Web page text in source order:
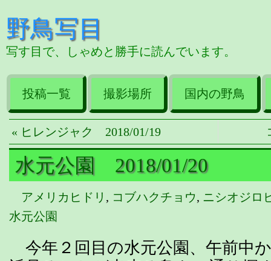
野鳥写目
写す目で、しゃめと勝手に読んでいます。
投稿一覧 撮影場所 国内の野鳥
« ヒレンジャク 2018/01/19
水元公園 2018/01/20
アメリカヒドリ , コブハクチョウ, ニシオジロ
水元公園
今年２回目の水元公園、午前中